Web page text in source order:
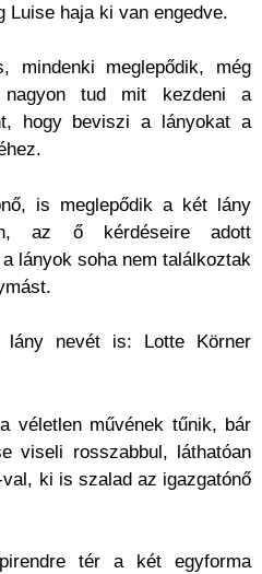
Luise haja ki van engedve.
mindenki meglepődik, még
tud mit kezdeni a
hogy beviszi a lányokat a
is meglepődik a két lány
az ő kérdéseire adott
lányok soha nem találkoztak
nevét is: Lotte Körner
véletlen művének tűnik, bár
viseli rosszabbul, láthatóan
ki is szalad az igazgatónő
tér a két egyforma